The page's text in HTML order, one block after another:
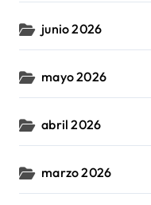
junio 2026
mayo 2026
abril 2026
marzo 2026